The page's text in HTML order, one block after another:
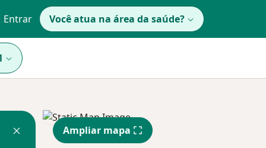
Entrar Você atua na área da saúde?
Ampliar mapa